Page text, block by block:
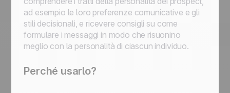
ad esempio le loro preferenze comunicative e gli
stili decisionali, e ricevere consigli su come
formulare i messaggi in modo che risuonino
meglio con la personalità di ciascun individuo.
Perché usarlo?